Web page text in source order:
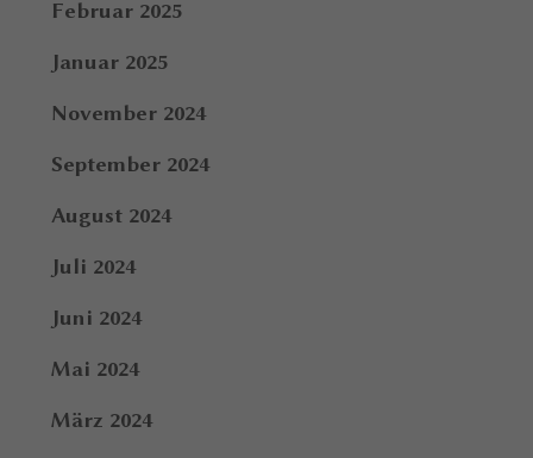
Februar 2025
Januar 2025
November 2024
September 2024
August 2024
Juli 2024
Juni 2024
Mai 2024
März 2024